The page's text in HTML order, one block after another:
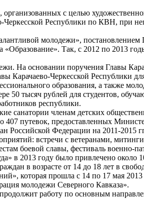
с целью
Республики по КВН, при
молодежи»,
Так, с 2012 по 2013
На основании поручения Главы
Карачаево-Черкесской Республики
образования, а также
50 тысяч рублей для студентов,
республики.
санатории членам детских
путевок, предоставленных
Российской Федерации на 2011-2015
встречи с ветеранами,
боевой славы, фестиваль военно-
2013 году было привлечено около
в возрасте от 14 до 18 лет в
которая прошла с 14 по 17 мая
молодежи Северного Кавказа».
работу по основным